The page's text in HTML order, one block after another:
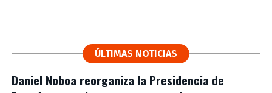
ÚLTIMAS NOTICIAS
Daniel Noboa reorganiza la Presidencia de